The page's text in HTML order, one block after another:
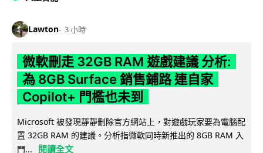
Lawton 3 小時
微軟刪走 32GB RAM 遊戲建議 分析:
為 8GB Surface 銷售鋪路 連自家
Copilot+ 門檻也未到
Microsoft 被發現靜靜刪除官方網站上，對遊戲玩家要為電腦配
置 32GB RAM 的建議。分析指微軟同時新推出的 8GB RAM 入
門...
閱讀全文